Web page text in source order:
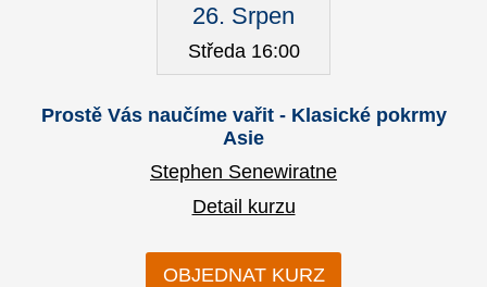
26. Srpen
Středa 16:00
Prostě Vás naučíme vařit - Klasické pokrmy
Asie
Stephen Senewiratne
Detail kurzu
OBJEDNAT KURZ